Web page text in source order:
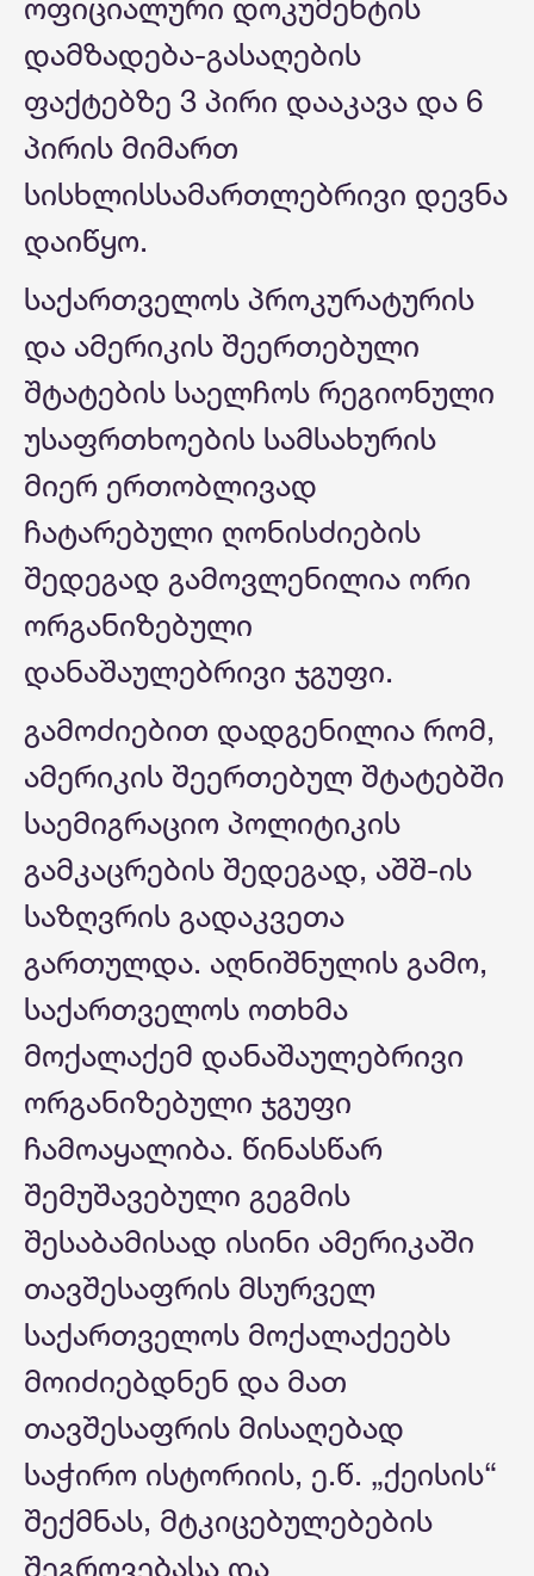
ოფიციალური დოკუმენტის
დამზადება-გასაღების
ფაქტებზე 3 პირი დააკავა და 6
პირის მიმართ
სისხლისსამართლებრივი დევნა
დაიწყო.
საქართველოს პროკურატურის
და ამერიკის შეერთებული
შტატების საელჩოს რეგიონული
უსაფრთხოების სამსახურის
მიერ ერთობლივად
ჩატარებული ღონისძიების
შედეგად გამოვლენილია ორი
ორგანიზებული
დანაშაულებრივი ჯგუფი.
გამოძიებით დადგენილია რომ,
ამერიკის შეერთებულ შტატებში
საემიგრაციო პოლიტიკის
გამკაცრების შედეგად, აშშ-ის
საზღვრის გადაკვეთა
გართულდა. აღნიშნულის გამო,
საქართველოს ოთხმა
მოქალაქემ დანაშაულებრივი
ორგანიზებული ჯგუფი
ჩამოაყალიბა. წინასწარ
შემუშავებული გეგმის
შესაბამისად ისინი ამერიკაში
თავშესაფრის მსურველ
საქართველოს მოქალაქეებს
მოიძიებდნენ და მათ
თავშესაფრის მისაღებად
საჭირო ისტორიის, ე.წ. „ქეისის“
შექმნას, მტკიცებულებების
შეგროვებასა და